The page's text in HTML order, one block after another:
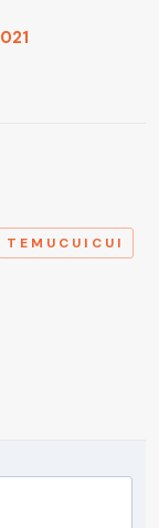
TEMUCUICUI